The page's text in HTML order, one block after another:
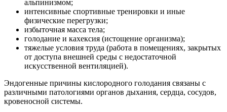
альпинизмом;
интенсивные спортивные тренировки и иные
физические перегрузки;
избыточная масса тела;
голодание и кахексия (истощение организма);
тяжелые условия труда (работа в помещениях, закрытых
от доступа внешней среды с недостаточной
искусственной вентиляцией).
Эндогенные причины кислородного голодания связаны с
различными патологиями органов дыхания, сердца, сосудов,
кровеносной системы.